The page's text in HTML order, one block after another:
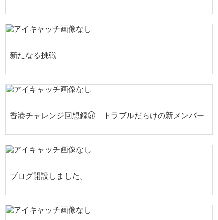
新たなる挑戦
香港チャレンジ回想録㉗ トラブルだらけの新メンバー
ブログ開設しました。